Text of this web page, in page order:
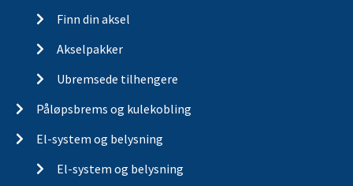
Finn din aksel
Akselpakker
Ubremsede tilhengere
Påløpsbrems og kulekobling
El-system og belysning
El-system og belysning